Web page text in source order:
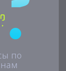
по